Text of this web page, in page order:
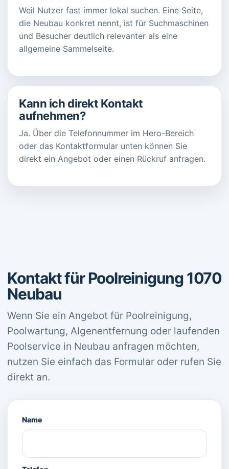
Weil Nutzer fast immer lokal suchen. Eine Seite,
die Neubau konkret nennt, ist für Suchmaschinen
und Besucher deutlich relevanter als eine
allgemeine Sammelseite.
Kann ich direkt Kontakt
aufnehmen?
Ja. Über die Telefonnummer im Hero-Bereich
oder das Kontaktformular unten können Sie
direkt ein Angebot oder einen Rückruf anfragen.
Kontakt für Poolreinigung 1070
Neubau
Wenn Sie ein Angebot für Poolreinigung,
Poolwartung, Algenentfernung oder laufenden
Poolservice in Neubau anfragen möchten,
nutzen Sie einfach das Formular oder rufen Sie
direkt an.
Name